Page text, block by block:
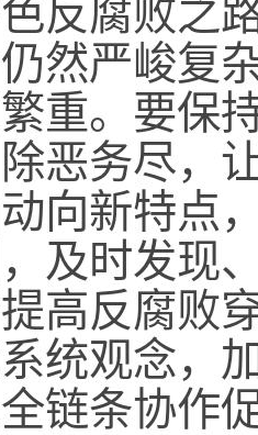
反腐败之
然严峻复
重。要保
恶务尽，
向新特点
及时发现
高反腐败
统观念，
链条协作